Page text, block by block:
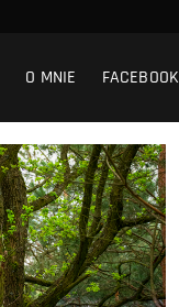
O MNIE FACEBOOK